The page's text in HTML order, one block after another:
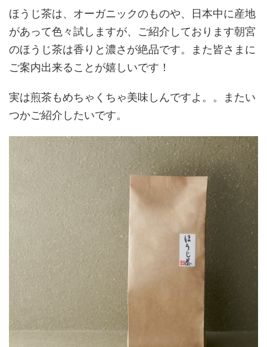
ほうじ茶は、オーガニックのものや、日本中に産地
があって色々試しますが、ご紹介しております朝宮
のほうじ茶は香りと濃さが絶品です。また皆さまに
ご案内出来ることが嬉しいです！
実は煎茶もめちゃくちゃ美味しんですよ。。またい
つかご紹介したいです。